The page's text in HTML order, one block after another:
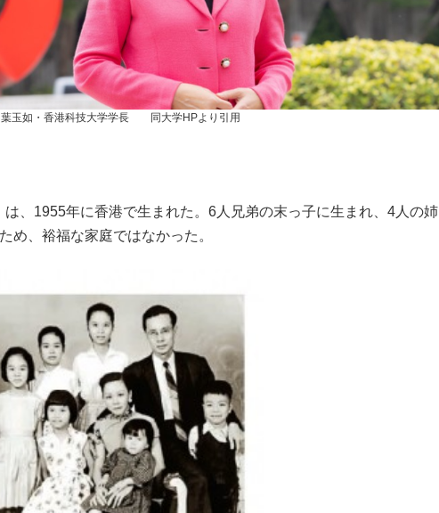
葉玉如・香港科技大学学長 同大学HPより引用
、1955年に香港で生まれた。6人兄弟の末っ子に生まれ、4人の姉
め、裕福な家庭ではなかった。